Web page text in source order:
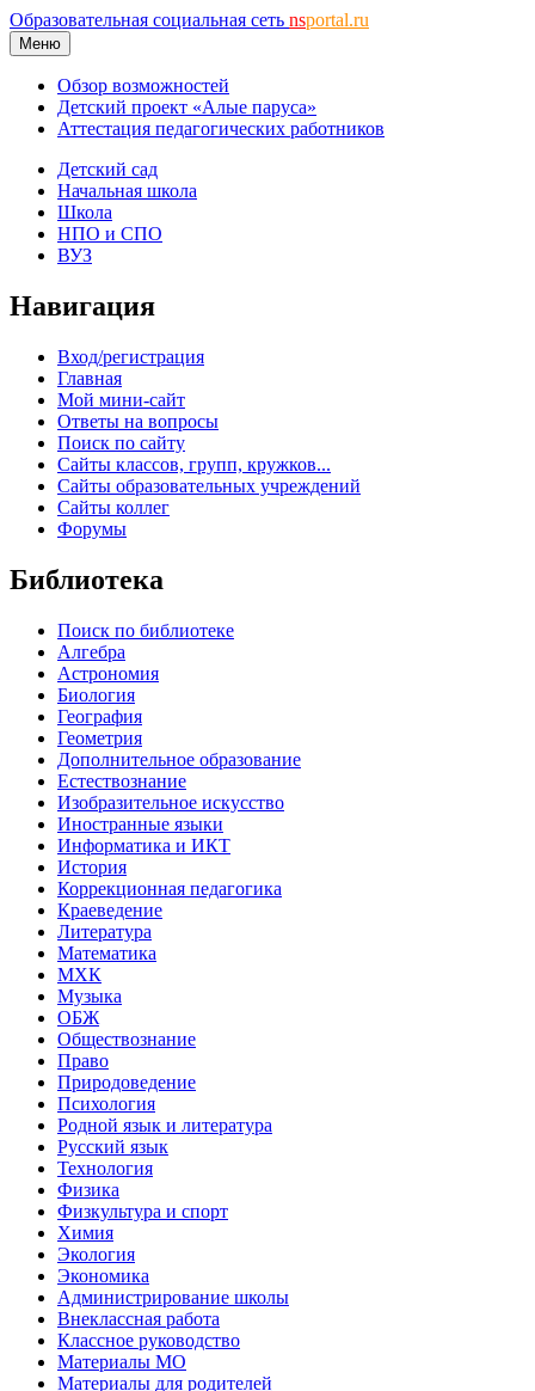
Образовательная социальная сеть nsportal.ru
Меню
Обзор возможностей
Детский проект «Алые паруса»
Аттестация педагогических работников
Детский сад
Начальная школа
Школа
НПО и СПО
ВУЗ
Навигация
Вход/регистрация
Главная
Мой мини-сайт
Ответы на вопросы
Поиск по сайту
Сайты классов, групп, кружков...
Сайты образовательных учреждений
Сайты коллег
Форумы
Библиотека
Поиск по библиотеке
Алгебра
Астрономия
Биология
География
Геометрия
Дополнительное образование
Естествознание
Изобразительное искусство
Иностранные языки
Информатика и ИКТ
История
Коррекционная педагогика
Краеведение
Литература
Математика
МХК
Музыка
ОБЖ
Обществознание
Право
Природоведение
Психология
Родной язык и литература
Русский язык
Технология
Физика
Физкультура и спорт
Химия
Экология
Экономика
Администрирование школы
Внеклассная работа
Классное руководство
Материалы МО
Материалы для родителей